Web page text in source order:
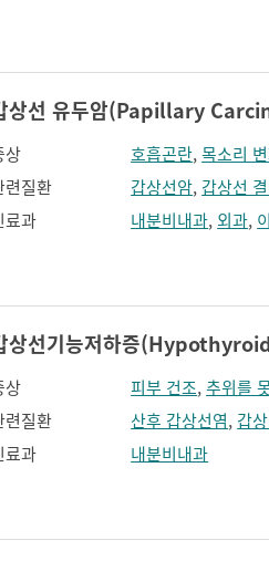
상선 유두암(Papillary
상 호흡곤란,목소리
련질환
갑상선암, 갑상선
료과
내분비내과, 외과,
상선기능저하증
상 피부 건조,추위를
련질환
산후 갑상선염, 갑
료과
내분비내과